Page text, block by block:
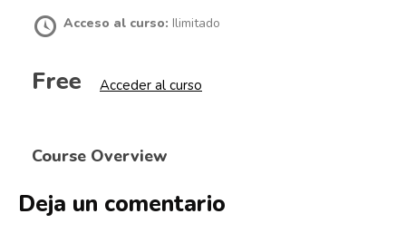
Acceso al curso: Ilimitado
Free Acceder al curso
Course Overview
Deja un comentario